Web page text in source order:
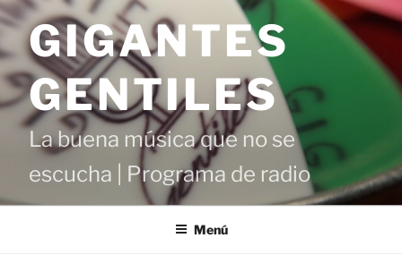
Saltar
contenido
GIGANTES
GENTILES
La buena música que no se
escucha | Programa de radio
Menú